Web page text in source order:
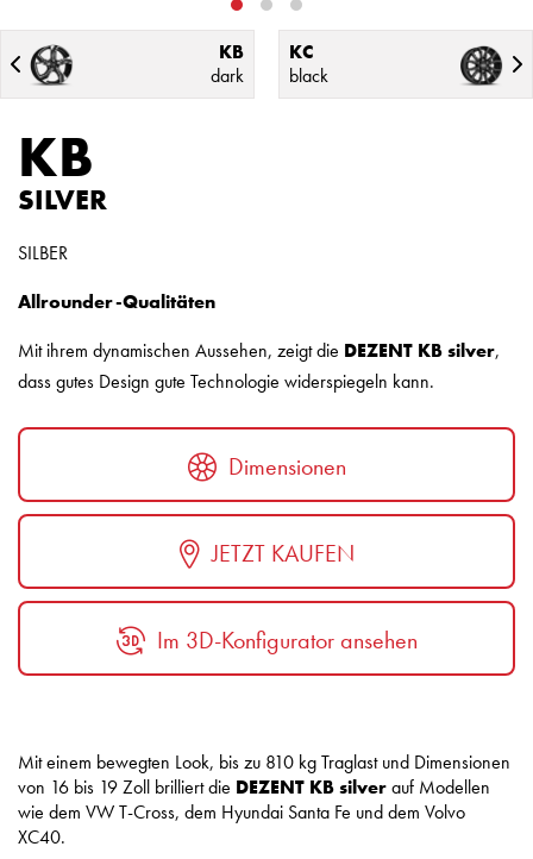
KB
dark
KC
black
KB
SILVER
SILBER
Allrounder-Qualitäten
Mit ihrem dynamischen Aussehen, zeigt die DEZENT KB silver,
dass gutes Design gute Technologie widerspiegeln kann.
Dimensionen
JETZT KAUFEN
Im 3D-Konfigurator ansehen
Mit einem bewegten Look, bis zu 810 kg Traglast und Dimensionen
von 16 bis 19 Zoll brilliert die DEZENT KB silverauf Modellen
wie dem VW T-Cross, dem Hyundai Santa Fe und dem Volvo
XC40.